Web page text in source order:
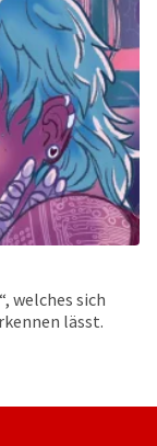
welches sich
lässt.